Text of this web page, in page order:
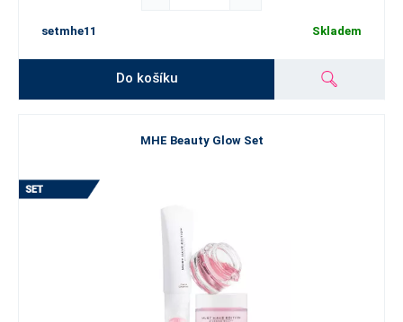
setmhe11 Skladem
Do košíku
MHE Beauty Glow Set